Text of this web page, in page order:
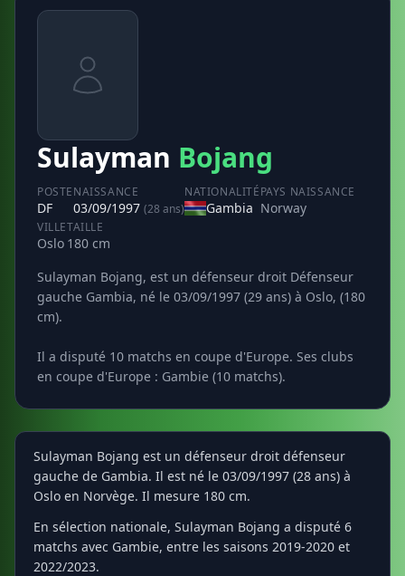
Sulayman Bojang
POSTE
DF
NAISSANCE
03/09/1997 (28 ans)
NATIONALITÉ
Gambia
PAYS NAISSANCE
Norway
VILLE
Oslo
TAILLE
180 cm
Sulayman Bojang, est un défenseur droit Défenseur
gauche Gambia, né le 03/09/1997 (29 ans) à Oslo, (180
cm).
Il a disputé 10 matchs en coupe d'Europe. Ses clubs
en coupe d'Europe : Gambie (10 matchs).
Sulayman Bojang est un défenseur droit défenseur
gauche de Gambia. Il est né le 03/09/1997 (28 ans) à
Oslo en Norvège. Il mesure 180 cm.
En sélection nationale, Sulayman Bojang a disputé 6
matchs avec Gambie, entre les saisons 2019-2020 et
2022/2023.